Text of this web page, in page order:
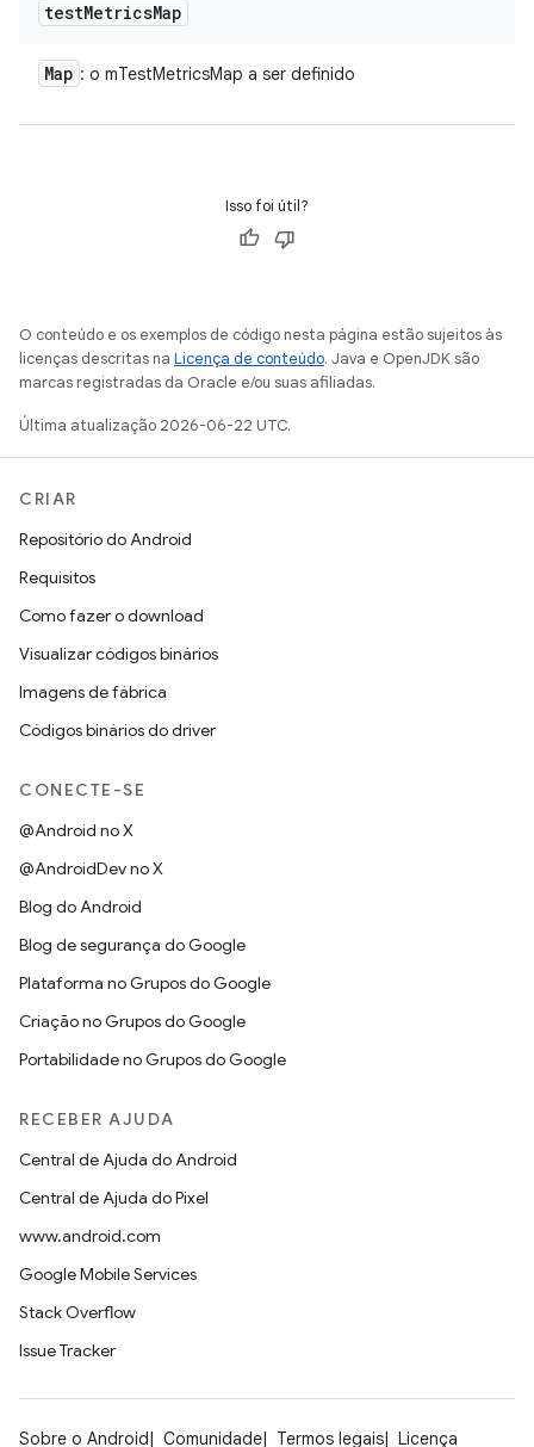
testMetricsMap
Map : o mTestMetricsMap a ser definido
Isso foi útil?
O conteúdo e os exemplos de código nesta página estão sujeitos às
licenças descritas na Licença de conteúdo. Java e OpenJDK são
marcas registradas da Oracle e/ou suas afiliadas.
Última atualização 2026-06-22 UTC.
CRIAR
Repositório do Android
Requisitos
Como fazer o download
Visualizar códigos binários
Imagens de fábrica
Códigos binários do driver
CONECTE-SE
@Android no X
@AndroidDev no X
Blog do Android
Blog de segurança do Google
Plataforma no Grupos do Google
Criação no Grupos do Google
Portabilidade no Grupos do Google
RECEBER AJUDA
Central de Ajuda do Android
Central de Ajuda do Pixel
www.android.com
Google Mobile Services
Stack Overflow
Issue Tracker
Sobre o Android Comunidade Termos legais Licença